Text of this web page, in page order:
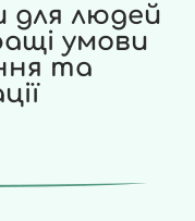
для людей
умови
та